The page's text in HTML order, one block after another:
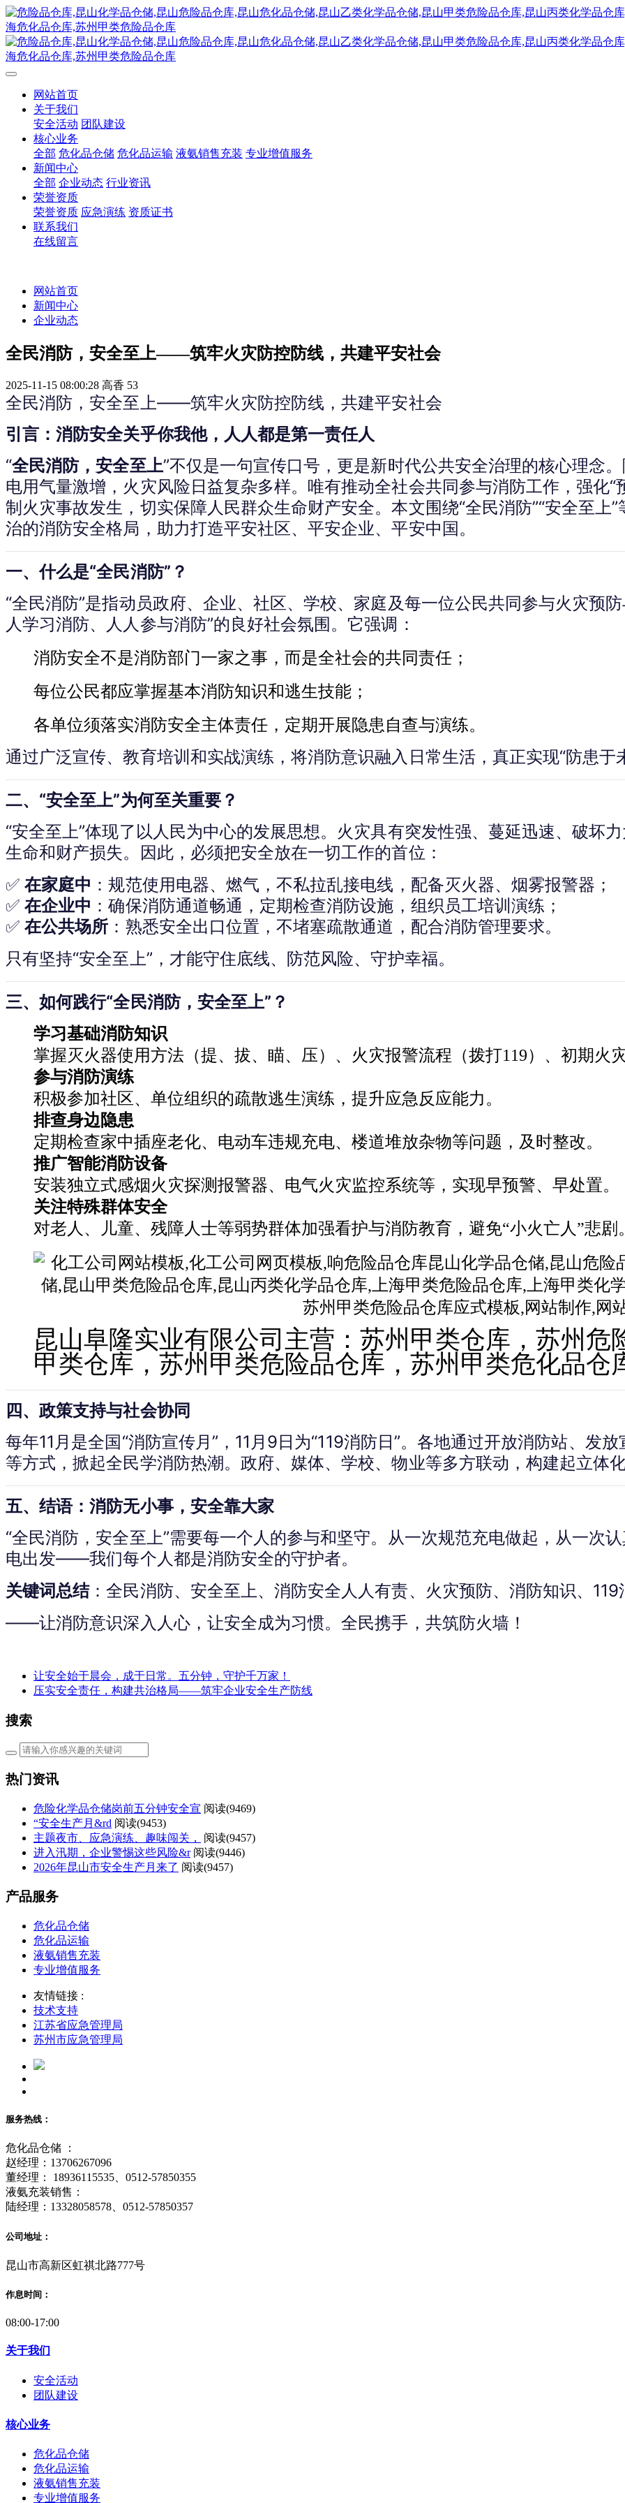
网站首页
关于我们
安全活动 团队建设
核心业务
全部 危化品仓储 危化品运输 液氨销售充装 专业增值服务
新闻中心
全部 企业动态 行业资讯
荣誉资质
荣誉资质 应急演练 资质证书
联系我们
在线留言
网站首页
新闻中心
企业动态
全民消防，安全至上——筑牢火灾防控防线，共建平安社会
2025-11-15 08:00:28 高香 53
全民消防，安全至上——筑牢火灾防控防线，共建平安社会
引言：消防安全关乎你我他，人人都是第一责任人
“全民消防，安全至上”不仅是一句宣传口号，更是新时代公共安全治理的核心理念
电用气量激增，火灾风险日益复杂多样。唯有推动全社会共同参与消防工作，强化
制火灾事故发生，切实保障人民群众生命财产安全。本文围绕“全民消防”“安全至上
治的消防安全格局，助力打造平安社区、平安企业、平安中国。
一、什么是“全民消防”？
“全民消防”是指动员政府、企业、社区、学校、家庭及每一位公民共同参与火灾预
人学习消防、人人参与消防”的良好社会氛围。它强调：
消防安全不是消防部门一家之事，而是全社会的共同责任；
每位公民都应掌握基本消防知识和逃生技能；
各单位须落实消防安全主体责任，定期开展隐患自查与演练。
通过广泛宣传、教育培训和实战演练，将消防意识融入日常生活，真正实现“防患于未‘
二、“安全至上”为何至关重要？
“安全至上”体现了以人民为中心的发展思想。火灾具有突发性强、蔓延迅速、破坏
生命和财产损失。因此，必须把安全放在一切工作的首位：
✅ 在家庭中 ：规范使用电器、燃气，不私拉乱接电线，配备灭火器、烟雾报警器；
✅ 在企业中 ：确保消防通道畅通，定期检查消防设施，组织员工培训演练；
✅ 在公共场所 ：熟悉安全出口位置，不堵塞疏散通道，配合消防管理要求。
只有坚持“安全至上”，才能守住底线、防范风险、守护幸福。
三、如何践行“全民消防，安全至上”？
学习基础消防知识
掌握灭火器使用方法（提、拔、瞄、压）、火灾报警流程（拨打119）、初期火
参与消防演练
积极参加社区、单位组织的疏散逃生演练，提升应急反应能力。
排查身边隐患
定期检查家中插座老化、电动车违规充电、楼道堆放杂物等问题，及时整改。
推广智能消防设备
安装独立式感烟火灾探测报警器、电气火灾监控系统等，实现早预警、早处置。
关注特殊群体安全
对老人、儿童、残障人士等弱势群体加强看护与消防教育，避免“小火亡人”悲剧。
昆山阜隆实业有限公司主营：苏州甲类仓库，苏州危
甲类仓库，苏州甲类危险品仓库，苏州甲类危化品仓
四、政策支持与社会协同
每年11月是全国“消防宣传月”，11月9日为“119消防日”。各地通过开放消防站、发
等方式，掀起全民学消防热潮。政府、媒体、学校、物业等多方联动，构建起立体
五、结语：消防无小事，安全靠大家
“全民消防，安全至上”需要每一个人的参与和坚守。从一次规范充电做起，从一次
电出发——我们每个人都是消防安全的守护者。
关键词总结：全民消防、安全至上、消防安全人人有责、火灾预防、消防知识、119
——让消防意识深入人心，让安全成为习惯。全民携手，共筑防火墙！
让安全始于晨会，成于日常。五分钟，守护千万家！
压实安全责任，构建共治格局——筑牢企业安全生产防线
搜索
热门资讯
危险化学品仓储岗前五分钟安全宣 阅读(9469)
“安全生产月&rd 阅读(9453)
主题夜市、应急演练、趣味闯关，
阅读(9457)
进入汛期，企业警惕这些风险&r 阅读(9446)
2026年昆山市安全生产月来了 阅读(9457)
产品服务
危化品仓储
危化品运输
液氨销售充装
专业增值服务
友情链接 :
技术支持
江苏省应急管理局
苏州市应急管理局
服务热线：
危化品仓储 ：
赵经理：13706267096
董经理： 18936115535、0512-57850355
液氨充装销售：
陆经理：13328058578、0512-57850357
公司地址：
昆山市高新区虹祺北路777号
作息时间：
08:00-17:00
关于我们
安全活动
团队建设
核心业务
危化品仓储
危化品运输
液氨销售充装
专业增值服务